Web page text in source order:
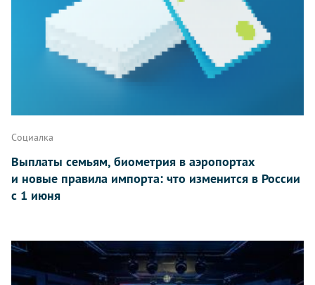
Социалка
Выплаты семьям, биометрия в аэропортах
и новые правила импорта: что изменится в России
с 1 июня